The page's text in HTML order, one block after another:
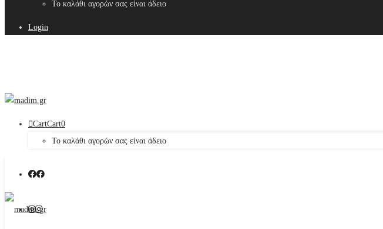
Το καλάθι αγορών σας είναι άδειο
Login
CartCart0
Το καλάθι αγορών σας είναι άδειο